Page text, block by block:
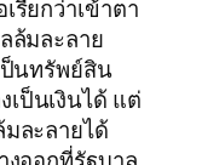
รียกว่าเข้าตา
ล้มละลาย
ป็นทรัพย์สิน
ป็นเงินได้ แต่
ละลายได้